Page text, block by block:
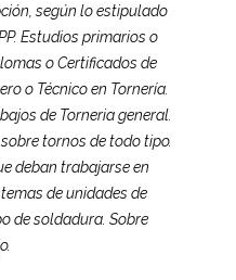
según lo estipulado
Estudios primarios o
o Certificados de
o Técnico en Tornería.
de Torneria general.
tornos de todo tipo.
deban trabajarse en
de unidades de
de soldadura. Sobre